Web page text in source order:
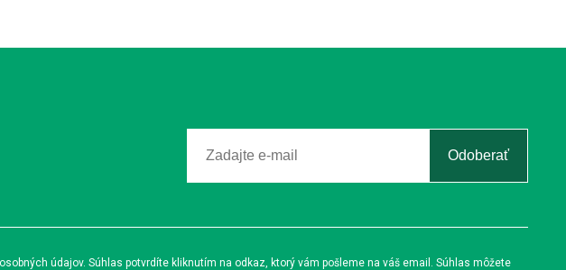
Odoberať
údajov. Súhlas potvrdíte kliknutím na odkaz, ktorý vám pošleme na váš email. Súhlas môžete